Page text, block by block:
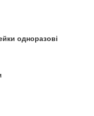
одноразові